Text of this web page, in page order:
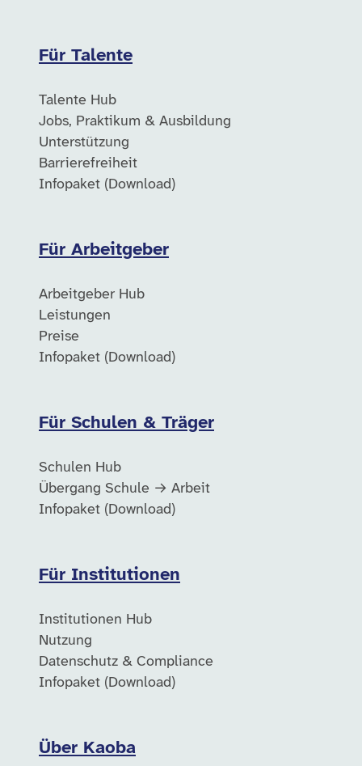
Für Talente
Talente Hub
Jobs, Praktikum & Ausbildung
Unterstützung
Barrierefreiheit
Infopaket (Download)
Für Arbeitgeber
Arbeitgeber Hub
Leistungen
Preise
Infopaket (Download)
Für Schulen & Träger
Schulen Hub
Übergang Schule → Arbeit
Infopaket (Download)
Für Institutionen
Institutionen Hub
Nutzung
Datenschutz & Compliance
Infopaket (Download)
Über Kaoba